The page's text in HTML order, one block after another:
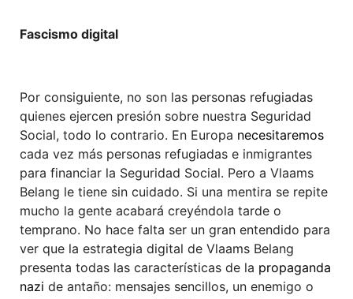
Fascismo digital
Por consiguiente, no son las personas refugiadas
quienes ejercen presión sobre nuestra Seguridad
Social, todo lo contrario. En Europa necesitaremos
cada vez más personas refugiadas e inmigrantes
para financiar la Seguridad Social. Pero a Vlaams
Belang le tiene sin cuidado. Si una mentira se repite
mucho la gente acabará creyéndola tarde o
temprano. No hace falta ser un gran entendido para
ver que la estrategia digital de Vlaams Belang
presenta todas las características de la propaganda
nazi de antaño: mensajes sencillos, un enemigo o